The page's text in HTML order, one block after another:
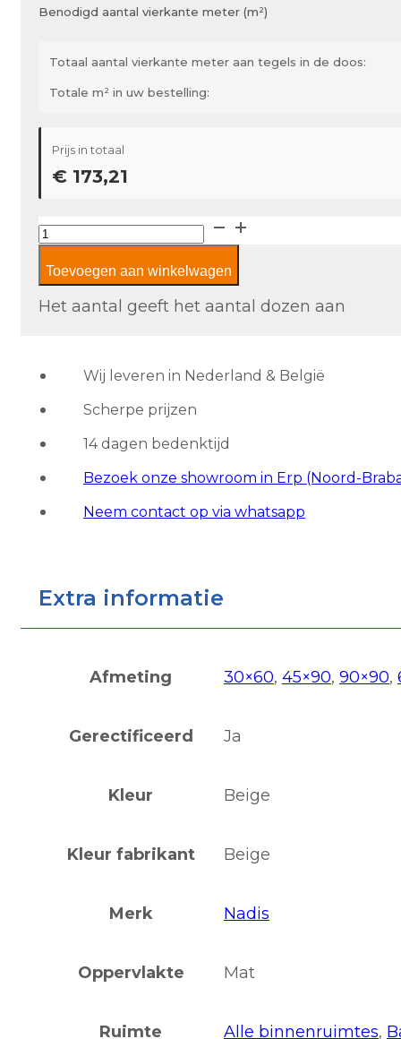
Benodigd aantal vierkante meter (m²)
Totaal aantal vierkante meter aan tegels in de doos:
Totale m² in uw bestelling:
Prijs in totaal
€ 173,21
Nadis
Tiffany
Beige
aantal
Toevoegen aan winkelwagen
Het aantal geeft het aantal dozen aan
Wij leveren in Nederland & België
Scherpe prijzen
14 dagen bedenktijd
Bezoek onze showroom in Erp (Noord-
Neem contact op via whatsapp
Extra informatie
Afmeting 30×60, 45×90, 90×90,
Gerectificeerd Ja
Kleur Beige
Kleur fabrikant Beige
Merk Nadis
Oppervlakte Mat
Ruimte Alle binnenruimtes,